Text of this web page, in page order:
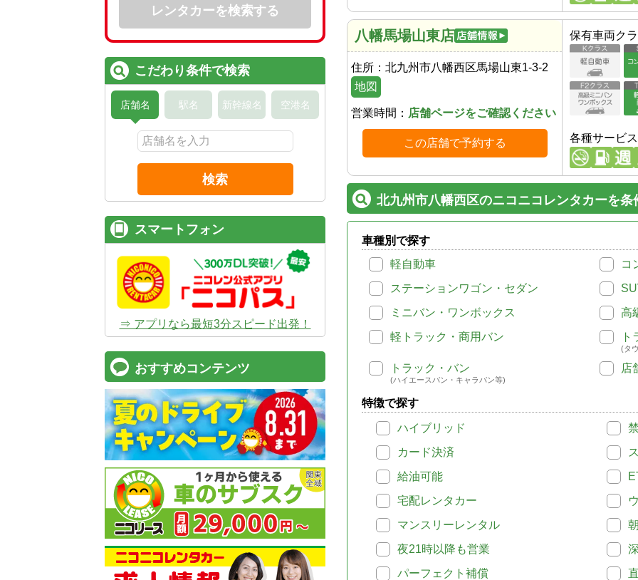
八幡馬場山東店
住所： 北九州市八幡西区馬場山東1-3-2
地図
営業時間： 店舗ページをご確認ください
この店舗で予約する
保有車両ク
各種サービス
北九州市八幡西区のニコニコレンタカーを条
車種別で探す
軽自動車
コ
ステーションワゴン・セダン
ミニバン・ワンボックス
高
軽トラック・商用バン
ト
(タ
トラック・バン
(ハイエースバン・キャラバン等)
店
特徴で探す
ハイブリッド
カード決済
給油可能
宅配レンタカー
マンスリーレンタル
夜21時以降も営業
パーフェクト補償
レンタカーを検索する
こだわり条件で検索
店舗名 駅名 新幹線名 空港名
検索
スマートフォン
⇒ アプリなら最短3分スピード出発！
おすすめコンテンツ